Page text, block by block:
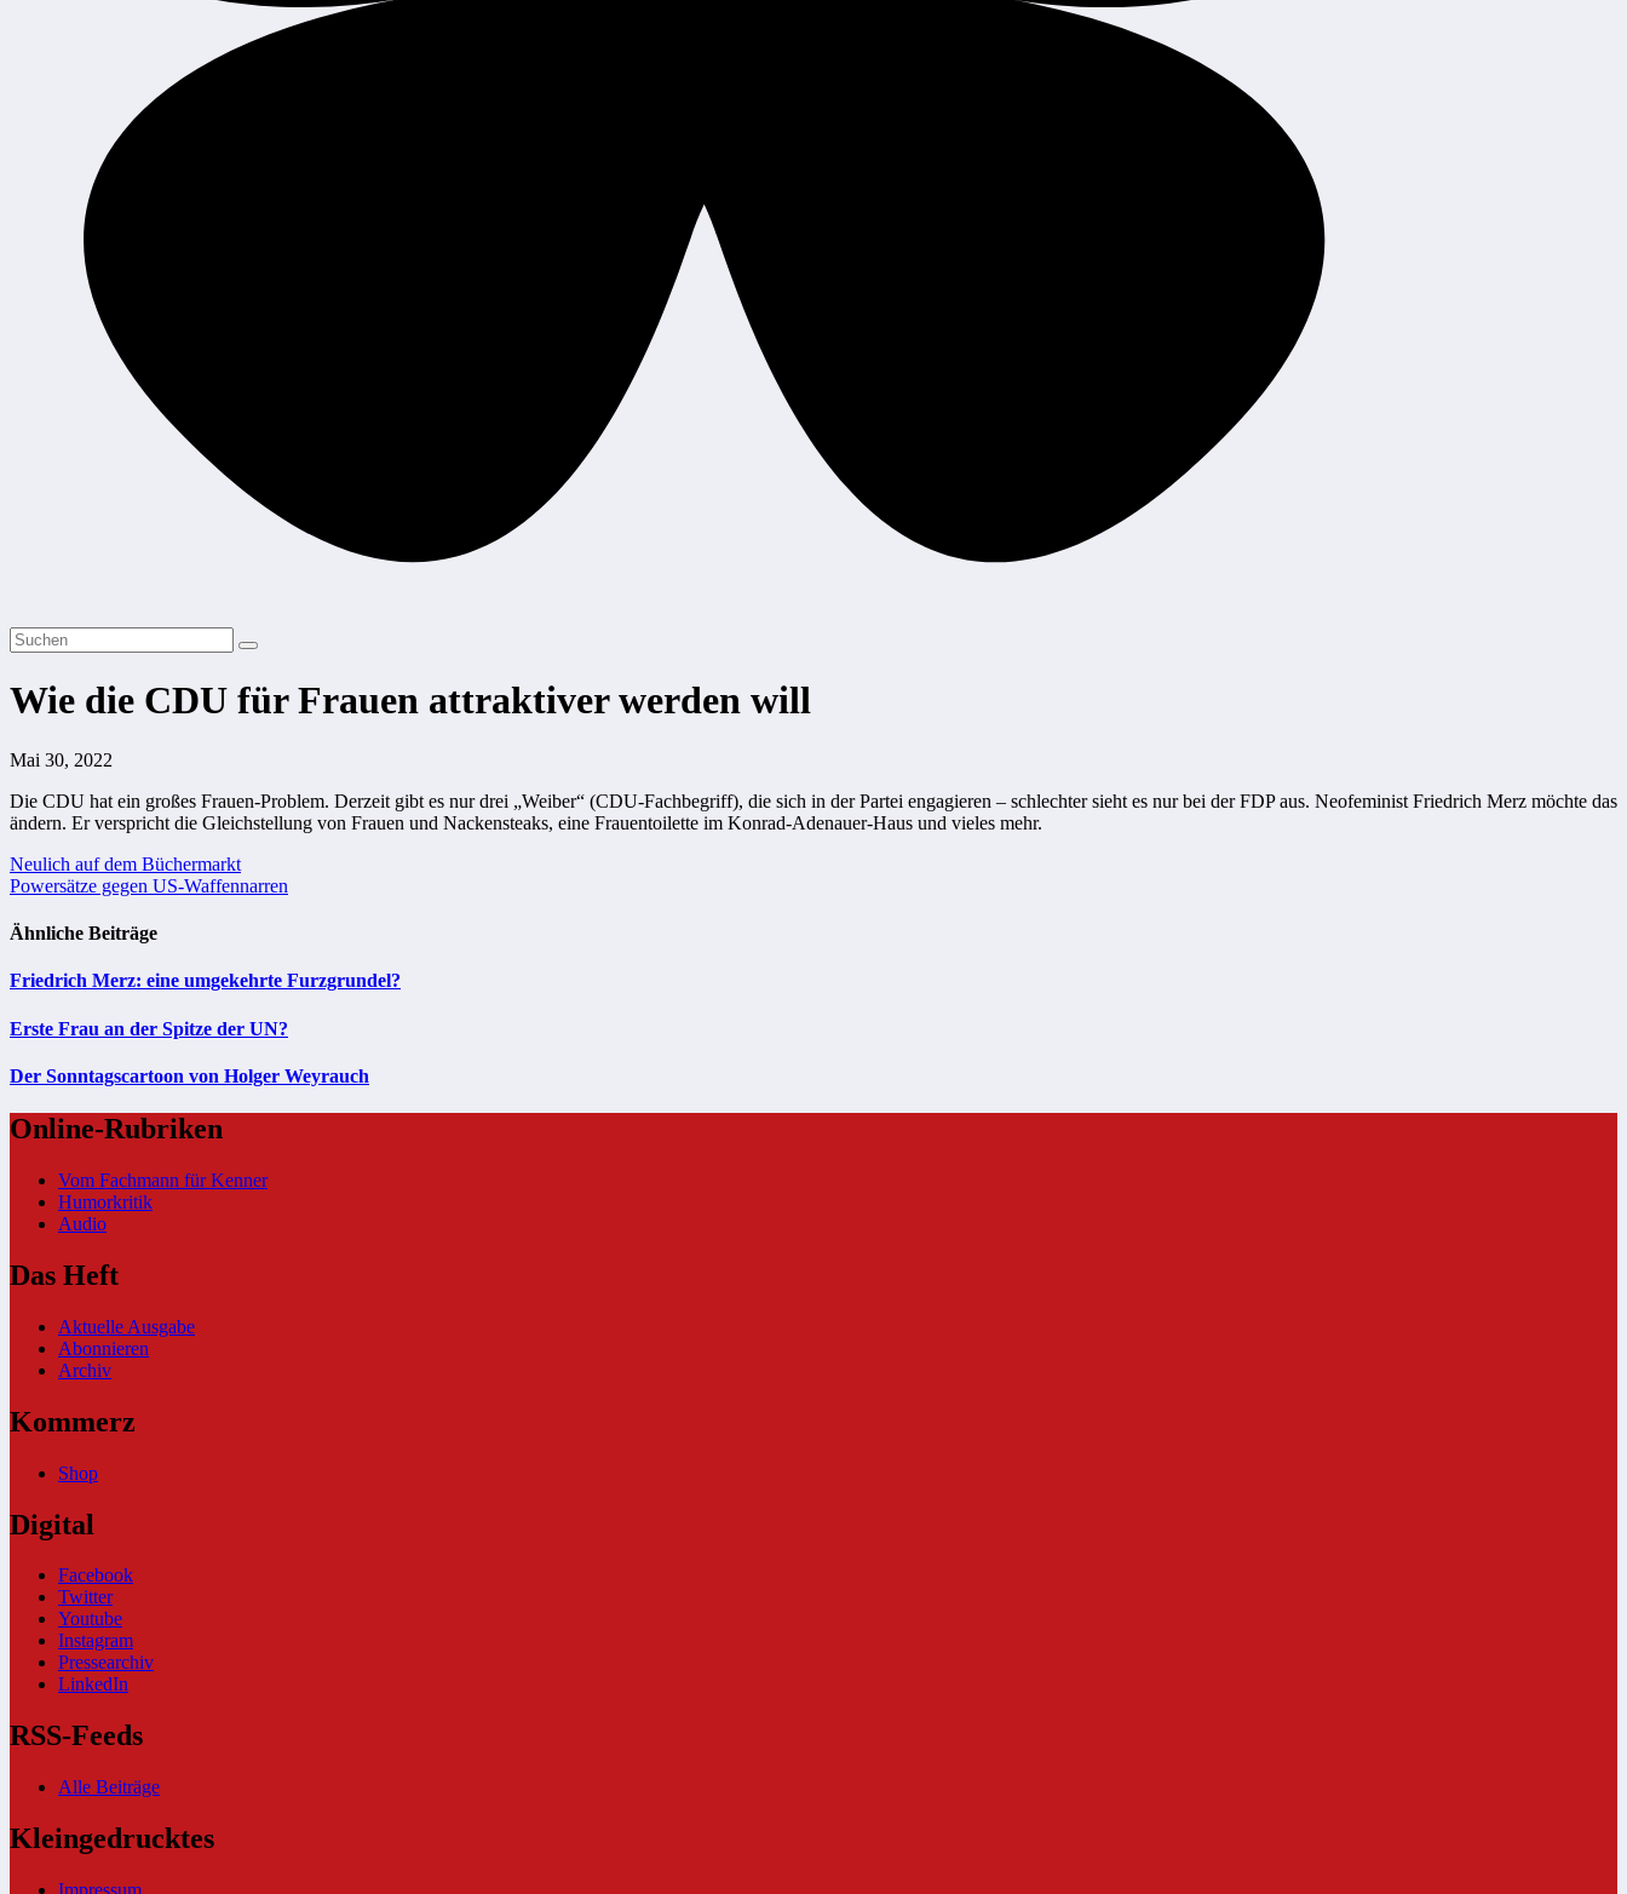
Wie die CDU für Frauen attraktiver werden will
Mai 30, 2022
Die CDU hat ein großes Frauen-Problem. Derzeit gibt es nur drei „Weiber“ (CDU-Fachbegriff), die sich in der Partei engagieren – schlechter sieht es nur bei der FDP aus. Neofeminist Friedrich Merz möchte das
ändern. Er verspricht die Gleichstellung von Frauen und Nackensteaks, eine Frauentoilette im Konrad-Adenauer-Haus und vieles mehr.
Beitragsnavigation
Neulich auf dem Büchermarkt
Powersätze gegen US-Waffennarren
Ähnliche Beiträge
Friedrich Merz: eine umgekehrte Furzgrundel?
Erste Frau an der Spitze der UN?
Der Sonntagscartoon von Holger Weyrauch
Online-Rubriken
Vom Fachmann für Kenner
Humorkritik
Audio
Das Heft
Aktuelle Ausgabe
Abonnieren
Archiv
Kommerz
Shop
Digital
Facebook
Twitter
Youtube
Instagram
Pressearchiv
LinkedIn
RSS-Feeds
Alle Beiträge
Kleingedrucktes
Impressum